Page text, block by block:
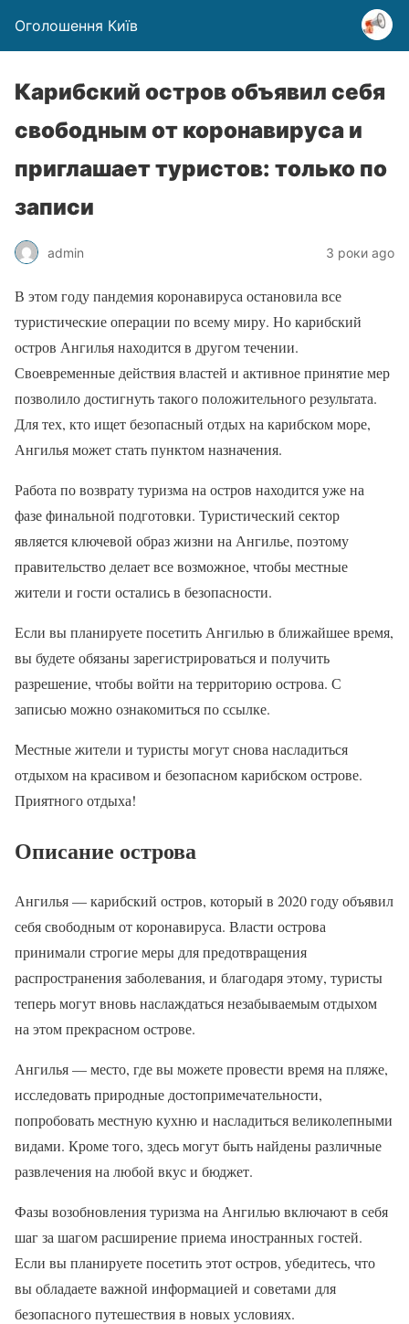
Оголошення Київ
Карибский остров объявил себя
свободным от коронавируса и
приглашает туристов: только по
записи
admin 3 роки ago
В этом году пандемия коронавируса остановила все
туристические операции по всему миру. Но карибский
остров Ангилья находится в другом течении.
Своевременные действия властей и активное принятие мер
позволило достигнуть такого положительного результата.
Для тех, кто ищет безопасный отдых на карибском море,
Ангилья может стать пунктом назначения.
Работа по возврату туризма на остров находится уже на
фазе финальной подготовки. Туристический сектор
является ключевой образ жизни на Ангилье, поэтому
правительство делает все возможное, чтобы местные
жители и гости остались в безопасности.
Если вы планируете посетить Ангилью в ближайшее время,
вы будете обязаны зарегистрироваться и получить
разрешение, чтобы войти на территорию острова. С
записью можно ознакомиться по ссылке.
Местные жители и туристы могут снова насладиться
отдыхом на красивом и безопасном карибском острове.
Приятного отдыха!
Описание острова
Ангилья — карибский остров, который в 2020 году объявил
себя свободным от коронавируса. Власти острова
принимали строгие меры для предотвращения
распространения заболевания, и благодаря этому, туристы
теперь могут вновь наслаждаться незабываемым отдыхом
на этом прекрасном острове.
Ангилья — место, где вы можете провести время на пляже,
исследовать природные достопримечательности,
попробовать местную кухню и насладиться великолепными
видами. Кроме того, здесь могут быть найдены различные
развлечения на любой вкус и бюджет.
Фазы возобновления туризма на Ангилью включают в себя
шаг за шагом расширение приема иностранных гостей.
Если вы планируете посетить этот остров, убедитесь, что
вы обладаете важной информацией и советами для
безопасного путешествия в новых условиях.